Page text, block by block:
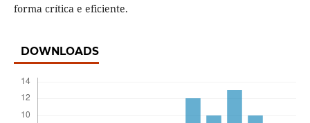
forma crítica e eficiente.
DOWNLOADS